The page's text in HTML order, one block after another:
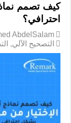
كيف تصمم
احترافي؟
AbdelSalam
التصحيح الآلي,